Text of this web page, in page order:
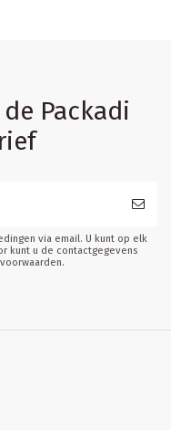
Packadi
via email. U kunt op elk
kunt u de contactgegevens